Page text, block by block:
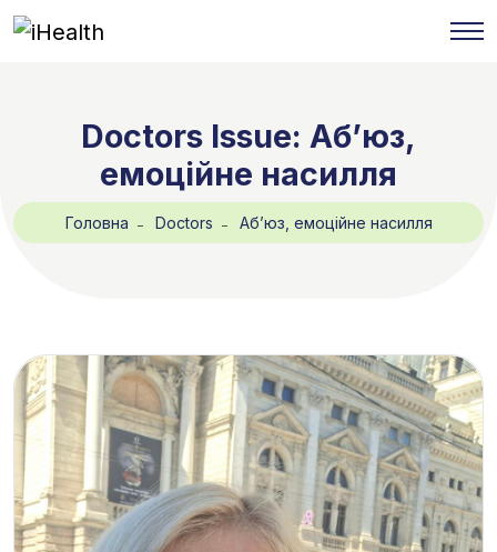
Doctors Issue: Абʼюз,
емоційне насилля
Головна Doctors Абʼюз, емоційне насилля